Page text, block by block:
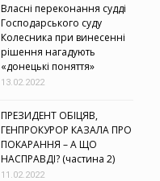
Власні переконання судді
Господарського суду
Колесника при винесенні
рішення нагадують
«донецькі поняття»
13.02.2022
ПРЕЗИДЕНТ ОБІЦЯВ,
ГЕНПРОКУРОР КАЗАЛА ПРО
ПОКАРАННЯ – А ЩО
НАСПРАВДІ? (частина 2)
11.02.2022